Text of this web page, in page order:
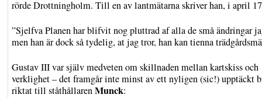
rörde Drottningholm. Till en av lantmätarna skriver han, i april
”Sjelfva Planen har blifvit nog pluttrad af alla de små ändringar
men han är dock så tydelig, at jag tror, han kan tienna
Gustav III var själv medveten om skillnaden mellan kartskiss och
verklighet – det framgår inte minst av ett nyligen (sic!) upptäckt
riktat till ståthållarenMunck: